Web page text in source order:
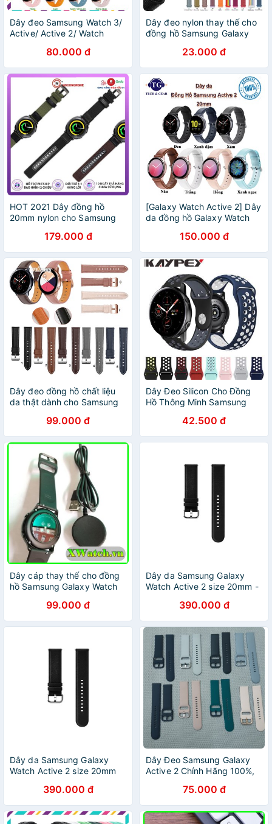
Dây đeo Samsung Watch 3/
Active/ Active 2/ Watch
80.000 đ
Dây đeo nylon thay thế cho
đồng hồ Samsung Galaxy
23.000 đ
HOT 2021 Dây đồng hồ
20mm nylon cho Samsung
2 44mm 40mm/Galaxy
Watch 3 41mm/Galaxy
Watch
179.000 đ
[Galaxy Watch Active 2] Dây
da đồng hồ Galaxy Watch
150.000 đ
Dây đeo đồng hồ chất liệu
da thật dành cho Samsung
40mm 44mm99.000 đ
Dây Đeo Silicon Cho Đồng
Hồ Thông Minh Samsung
40mm 44mm Gear S2
42.500 đ
Dây cáp thay thế cho đồng
hồ Samsung Galaxy Watch
40mm 44mm99.000 đ
Dây da Samsung Galaxy
Watch Active 2 size 20mm -
390.000 đ
Dây da Samsung Galaxy
Watch Active 2 size 20mm
390.000 đ
Dây Đeo Samsung Galaxy
Active 2 Chính Hãng 100%,
75.000 đ